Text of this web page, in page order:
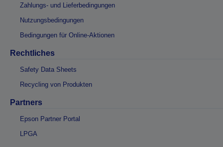
Zahlungs- und Lieferbedingungen
Nutzungsbedingungen
Bedingungen für Online-Aktionen
Rechtliches
Safety Data Sheets
Recycling von Produkten
Partners
Epson Partner Portal
LPGA